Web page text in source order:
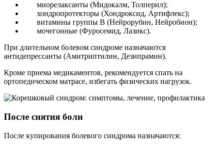
миорелаксанты (Мидокалм, Толперил);
хондропротекторы (Хондроксид, Артифлекс);
витамины группы В (Нейрорубин, Нейробион);
мочегонные (Фуросемид, Лазикс).
При длительном болевом синдроме назначаются
антидепрессанты (Амитриптилин, Дезипрамин).
Кроме приема медикаментов, рекомендуется спать на
ортопедическом матрасе, избегать физических нагрузок.
После снятия боли
После купирования болевого синдрома назначаются: